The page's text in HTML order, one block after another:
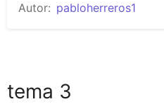
Autor: pabloherreros1
tema 3